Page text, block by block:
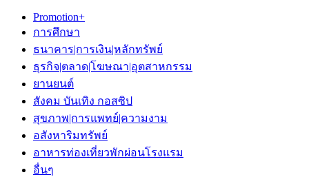
Promotion+
การศึกษา
ธนาคาร|การเงิน|หลักทรัพย์
ธุรกิจ|ตลาด|โฆษณา|อุตสาหกรรม
ยานยนต์
สังคม บันเทิง กอสซิป
สุขภาพ|การแพทย์|ความงาม
อสังหาริมทรัพย์
อาหารท่องเที่ยวพักผ่อนโรงแรม
อื่นๆ